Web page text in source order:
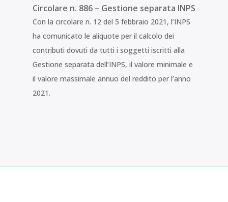
Circolare n. 886 – Gestione separata INPS
Con la circolare n. 12 del 5 febbraio 2021, l’INPS
ha comunicato le aliquote per il calcolo dei
contributi dovuti da tutti i soggetti iscritti alla
Gestione separata dell’INPS, il valore minimale e
il valore massimale annuo del reddito per l’anno
2021.